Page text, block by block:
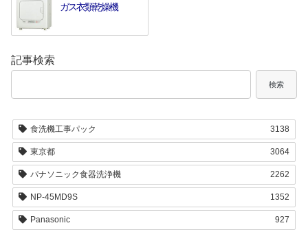
ガス衣類乾燥機
記事検索
検索
食洗機工事パック 3138
東京都 3064
パナソニック食器洗浄機 2262
NP-45MD9S 1352
Panasonic 927